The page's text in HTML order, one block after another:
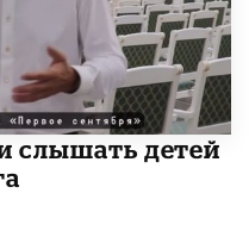
слышать детей